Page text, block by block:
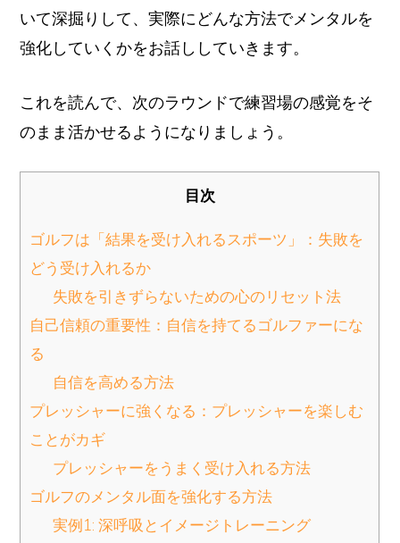
いて深掘りして、実際にどんな方法でメンタルを
強化していくかをお話ししていきます。
これを読んで、次のラウンドで練習場の感覚をそ
のまま活かせるようになりましょう。
目次
ゴルフは「結果を受け入れるスポーツ」：失敗を
どう受け入れるか
失敗を引きずらないための心のリセット法
自己信頼の重要性：自信を持てるゴルファーにな
る
自信を高める方法
プレッシャーに強くなる：プレッシャーを楽しむ
ことがカギ
プレッシャーをうまく受け入れる方法
ゴルフのメンタル面を強化する方法
実例1: 深呼吸とイメージトレーニング